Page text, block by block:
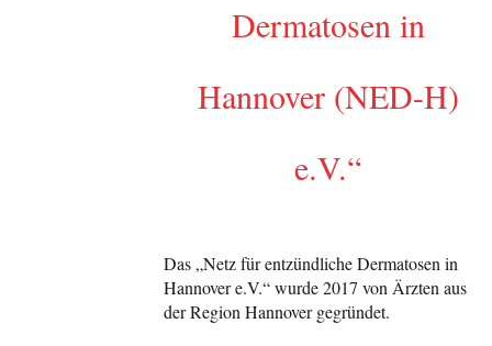
Dermatosen in
Hannover (NED-H)
e.V.“
Das „Netz für entzündliche Dermatosen in
Hannover e.V.“ wurde 2017 von Ärzten aus
der Region Hannover gegründet.